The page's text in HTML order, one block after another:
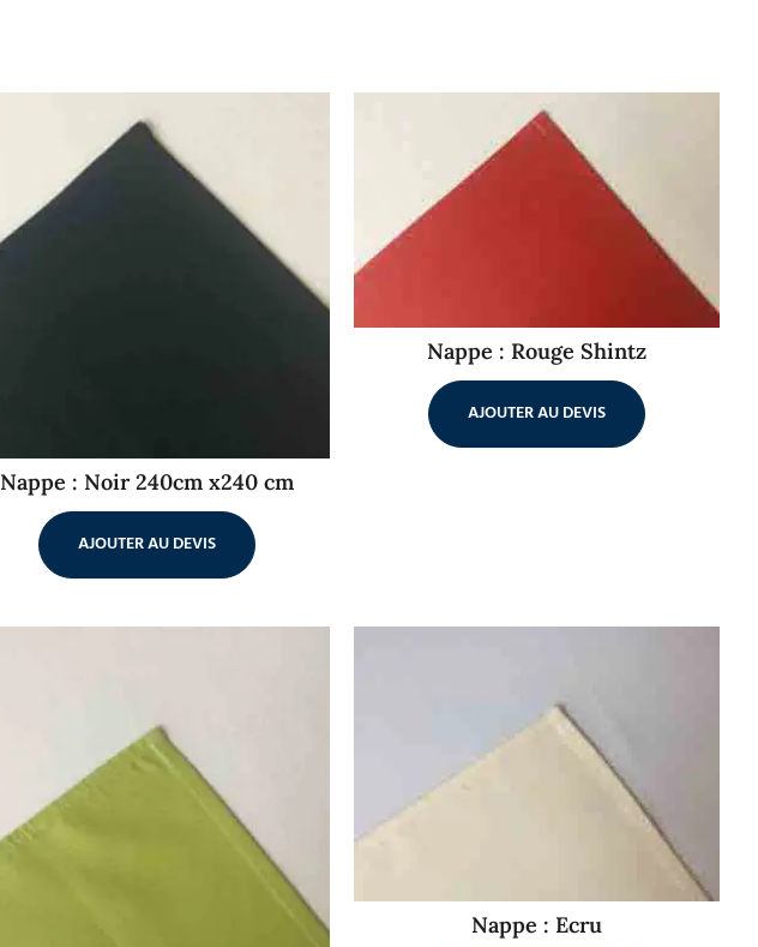
Nappe : Noir 240cm x240 cm
AJOUTER AU DEVIS
Nappe : Rouge Shintz
AJOUTER AU DEVIS
Nappe : Ecru